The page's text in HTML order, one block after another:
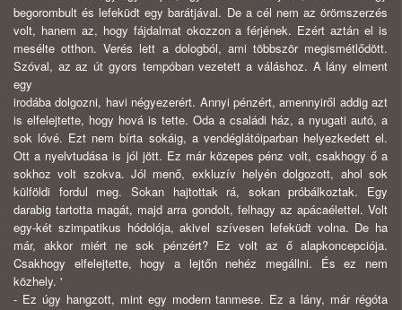
begorombult és lefeküdt egy barátjával. De a cél nem az örömszerzés
volt, hanem az, hogy fájdalmat okozzon a férjének. Ezért aztán el is
mesélte otthon. Verés lett a dologból, ami többször megismétlődött.
Szóval, az az út gyors tempóban vezetett a váláshoz. A lány elment
egy
irodába dolgozni, havi négyezerért. Annyi pénzért, amennyiről addig azt
is elfelejtette, hogy hová is tette. Oda a családi ház, a nyugati autó, a
sok lóvé. Ezt nem bírta sokáig, a vendéglátóiparban helyezkedett el.
Ott a nyelvtudása is jól jött. Ez már közepes pénz volt, csakhogy ő a
sokhoz volt szokva. Jól menő, exkluzív helyén dolgozott, ahol sok
külföldi fordul meg. Sokan hajtottak rá, sokan próbálkoztak. Egy
darabig tartotta magát, majd arra gondolt, felhagy az apácaélettel. Volt
egy-két szimpatikus hódolója, akivel szívesen lefeküdt volna. De ha
már, akkor miért ne sok pénzért? Ez volt az ő alapkoncepciója.
Csakhogy elfelejtette, hogy a lejtőn nehéz megállni. És ez nem
közhely. '
- Ez úgy hangzott, mint egy modern tanmese. Ez a lány, már régóta